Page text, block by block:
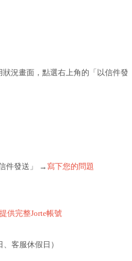
況畫面，點選右上角的「以信件發
件發送」 →寫下您的問題
提供完整Jorte帳號
客服休假日）